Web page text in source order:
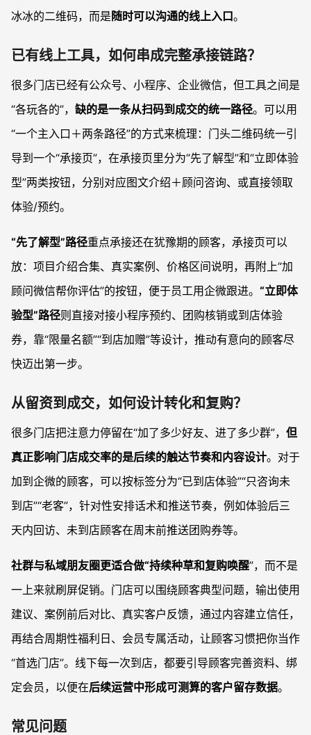
冰冰的二维码，而是 随时可以沟通的线上入口。
已有线上工具，如何串成完整承接链路？
很多门店已经有公众号、小程序、企业微信，但工具之间是
“各玩各的”， 缺的是一条从扫码到成交的统一路径。可以用
“一个主入口＋两条路径”的方式来梳理：门头二维码统一引
导到一个“承接页”，在承接页里分为“先了解型”和“立即体验
型”两类按钮，分别对应图文介绍＋顾问咨询、或直接领取
体验/预约。
“先了解型”路径重点承接还在犹豫期的顾客，承接页可以
放：项目介绍合集、真实案例、价格区间说明，再附上“加
顾问微信帮你评估”的按钮，便于员工用企微跟进。 “立即体
验型”路径则直接对接小程序预约、团购核销或到店体验
券，靠“限量名额”“到店加赠”等设计，推动有意向的顾客尽
快迈出第一步。
从留资到成交，如何设计转化和复购？
很多门店把注意力停留在“加了多少好友、进了多少群”， 但
真正影响门店成交率的是后续的触达节奏和内容设计。对于
加到企微的顾客，可以按标签分为“已到店体验”“只咨询未
到店”“老客”，针对性安排话术和推送节奏，例如体验后三
天内回访、未到店顾客在周末前推送团购券等。
社群与私域朋友圈更适合做“持续种草和复购唤醒”，而不是
一上来就刷屏促销。门店可以围绕顾客典型问题，输出使用
建议、案例前后对比、真实客户反馈，通过内容建立信任，
再结合周期性福利日、会员专属活动，让顾客习惯把你当作
“首选门店”。线下每一次到店，都要引导顾客完善资料、绑
定会员，以便在后续运营中形成可测算的客户留存数据。
常见问题